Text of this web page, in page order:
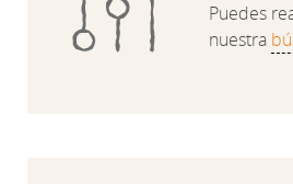
Puedes
nuestra